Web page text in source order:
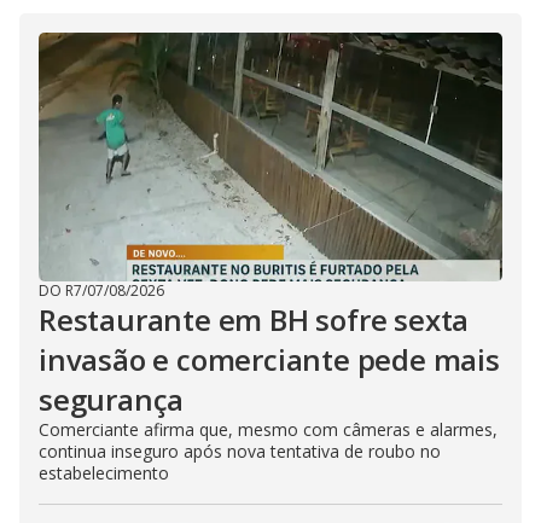
DO R7/07/08/2026
Restaurante em BH sofre sexta
invasão e comerciante pede mais
segurança
Comerciante afirma que, mesmo com câmeras e alarmes,
continua inseguro após nova tentativa de roubo no
estabelecimento